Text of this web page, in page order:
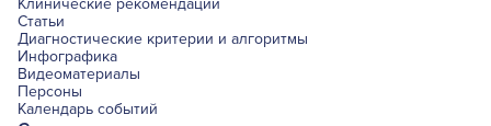
Клинические рекомендации
Статьи
Диагностические критерии и алгоритмы
Инфографика
Видеоматериалы
Персоны
Календарь событий